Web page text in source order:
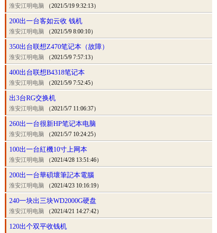
淮安江明电脑 （2021/5/19 9:32:13）
200出一台客如云收 钱机
淮安江明电脑 （2021/5/9 8:00:10）
350出台联想Z470笔记本（故障）
淮安江明电脑 （2021/5/9 7:57:13）
400出台联想B4318笔记本
淮安江明电脑 （2021/5/9 7:52:45）
出3台RG交换机
淮安江明电脑 （2021/5/7 11:06:37）
260出一台很新HP笔记本电脑
淮安江明电脑 （2021/5/7 10:24:25）
100出一台紅機10寸上网本
淮安江明电脑 （2021/4/28 13:51:46）
200出一台華碩壞筆記本電腦
淮安江明电脑 （2021/4/23 10:16:19）
240一块出三块WD2000G硬盘
淮安江明电脑 （2021/4/21 14:27:42）
120出个双平收钱机